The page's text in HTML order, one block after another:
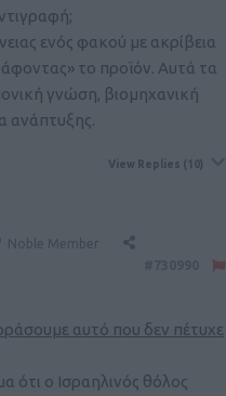
ενός φακού με ακρίβεια
το προϊόν. Αυτά τα
γνώση, βιομηχανική
ανάπτυξης.
View Replies (10)
Noble Member
αυτό που δεν πέτυχε
ότι ο Ισραηλινός θόλος